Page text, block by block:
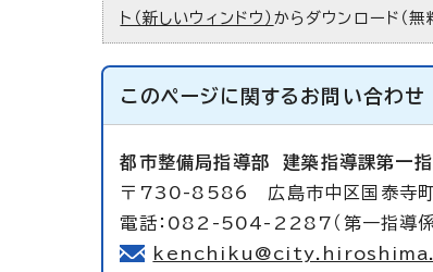
ト（新しいウィンドウ） からダウンロード（無
このページに関する お問い合わせ
都市整備局指導部建築指導課第一
〒730-8586 広島市中区国泰寺
電話：082-504-2287（第一指導